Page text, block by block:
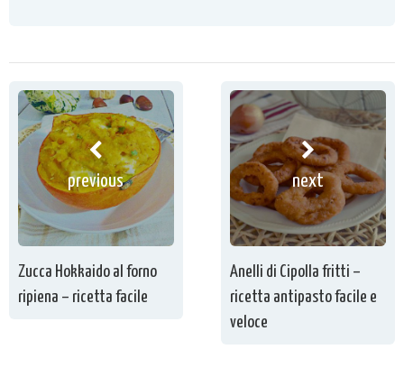
previous
Zucca Hokkaido al forno
ripiena – ricetta facile
next
Anelli di Cipolla fritti –
ricetta antipasto facile e
veloce